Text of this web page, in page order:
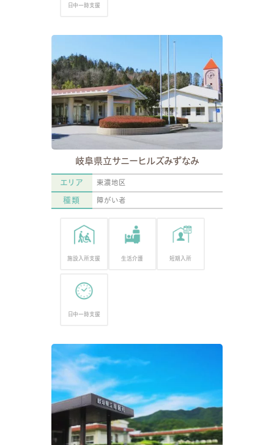
日中一時支援
岐阜県立サニーヒルズみずなみ
エリア 東濃地区
種類 障がい者
施設入所支援 生活介護 短期入所
日中一時支援